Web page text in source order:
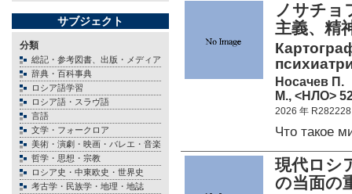
サブジェクト
分類
総記・参考図書、出版・メディア
辞典・百科事典
ロシア語学習
ロシア語・スラヴ語
言語
文学・フォークロア
美術・演劇・映画・バレエ・音楽
哲学・思想・宗教
ロシア史・中東欧史・世界史
考古学・民族学・地理・地誌
ノサチ
主義、精
Носачев П.
М., <НЛО>
2026 年 R282228
Что такое
現代ロシ
の当面